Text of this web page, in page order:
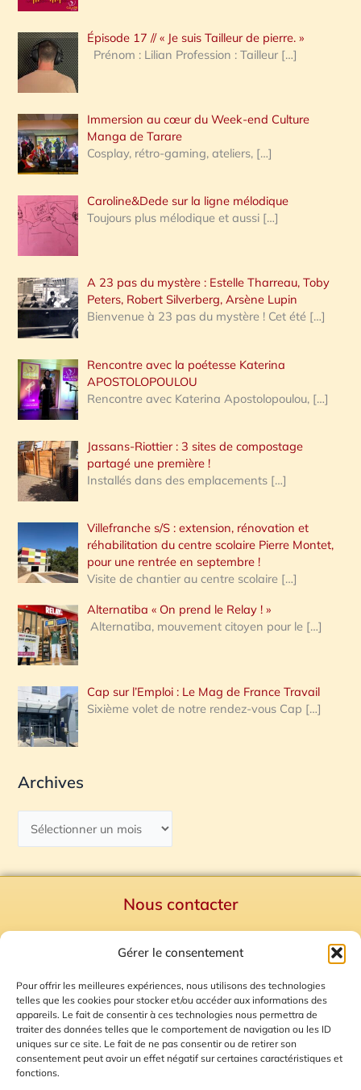
Gérer le consentement
Pour offrir les meilleures expériences, nous utilisons des technologies
telles que les cookies pour stocker et/ou accéder aux informations des
appareils. Le fait de consentir à ces technologies nous permettra de
traiter des données telles que le comportement de navigation ou les ID
uniques sur ce site. Le fait de ne pas consentir ou de retirer son
consentement peut avoir un effet négatif sur certaines caractéristiques et
fonctions.
c
h
e
:
Épisode 17 // « Je suis Tailleur de pierre. »
Prénom : Lilian Profession : Tailleur […]
Immersion au cœur du Week-end Culture
Manga de Tarare
Cosplay, rétro-gaming, ateliers, […]
Caroline&Dede sur la ligne mélodique
Toujours plus mélodique et aussi […]
A 23 pas du mystère : Estelle Tharreau, Toby
Peters, Robert Silverberg, Arsène Lupin
Bienvenue à 23 pas du mystère ! Cet été […]
Rencontre avec la poétesse Katerina
APOSTOLOPOULOU
Rencontre avec Katerina Apostolopoulou, […]
Jassans-Riottier : 3 sites de compostage
partagé une première !
Installés dans des emplacements […]
Villefranche s/S : extension, rénovation et
réhabilitation du centre scolaire Pierre Montet,
pour une rentrée en septembre !
Visite de chantier au centre scolaire […]
Alternatiba « On prend le Relay ! »
Alternatiba, mouvement citoyen pour le […]
Cap sur l’Emploi : Le Mag de France Travail
Sixième volet de notre rendez-vous Cap […]
Archives
Nous contacter
Mentions Légales
Plan du site
Gestion des Cookies